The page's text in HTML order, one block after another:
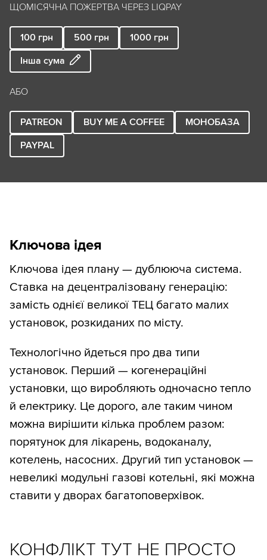
ЩОМІСЯЧНА ПОЖЕРТВА ЧЕРЕЗ LIQPAY
100 грн 500 грн 1000 грн
Інша сума
АБО
PATREON BUY ME A COFFEE
МОНОБАЗА
PAYPAL
Ключова ідея
Ключова ідея плану — дублююча система.
Ставка на децентралізовану генерацію:
замість однієї великої ТЕЦ багато малих
установок, розкиданих по місту.
Технологічно йдеться про два типи
установок. Перший — когенераційні
установки, що виробляють одночасно тепло
й електрику. Це дорого, але таким чином
можна вирішити кілька проблем разом:
порятунок для лікарень, водоканалу,
котелень, насосних. Другий тип установок —
невеликі модульні газові котельні, які можна
ставити у дворах багатоповерхівок.
КОНФЛІКТ ТУТ НЕ ПРОСТО